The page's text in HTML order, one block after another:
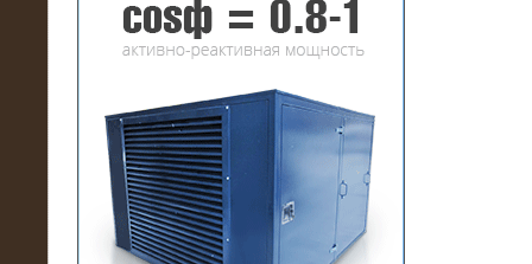
17.10.2016
Резистивный высоковольтный
нагрузочный модуль 5 МВт
(напряжение 6/10 кВ)